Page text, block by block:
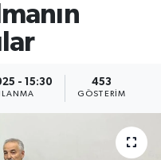
- 15:30 453
GÖSTERIM
Fikstür